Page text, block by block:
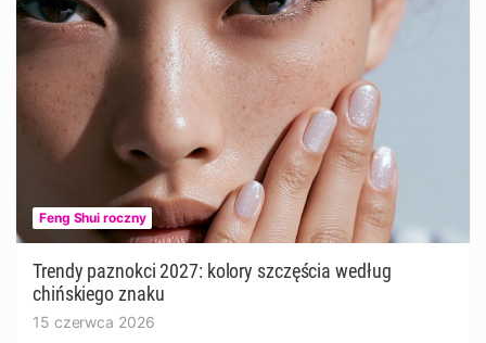
Feng Shui roczny
Trendy paznokci 2027: kolory szczęścia według
chińskiego znaku
15 czerwca 2026